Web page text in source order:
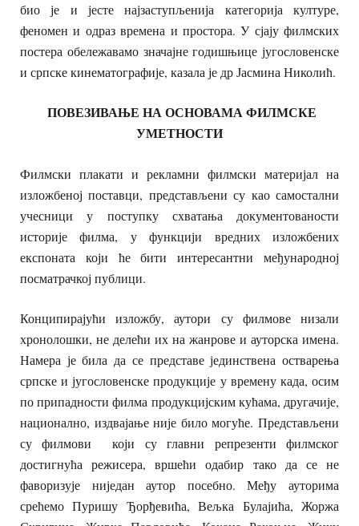
био је и јесте најзаступљенија категорија културе,
феномен и одраз времена и простора. У сјају филмских
постера обележавамо значајне годишњице југословенске
и српске кинематографије, казала је др Јасмина Николић.
ПОВЕЗИВАЊЕ НА ОСНОВАМАФИЛМСКЕ
УМЕТНОСТИ
Филмски плакати и рекламни филмски материјал на
изложбеној поставци, представљени су као самостални
учесници у поступку схватања документованости
историје филма, у функцији вредних изложбених
експоната који ће бити интересантни међународној
посматрачкој публици.
Конципирајући изложбу, аутори су филмове низали
хронолошки, не делећи их на жанрове и ауторска имена.
Намера је била да се представе јединствена остварења
српске и југословенске продукције у времену када, осим
по припадности филма продукцијским кућама, другачије,
национално, издвајање није било могуће. Представљени
су филмови који су главни репрезенти филмског
достигнућа режисера, вршећи одабир тако да се не
фаворизује ниједан аутор посебно. Међу ауторима
срећемо Пуришу Ђорђевића, Вељка Булајића, Жоржа